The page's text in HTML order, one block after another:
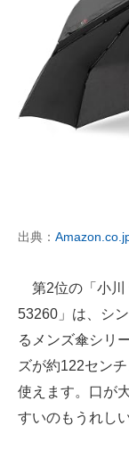
出典：
第2位の「小川
53260」は、シ
るメンズ傘シリ
ズが約122セン
使えます。口が
すいのもうれし